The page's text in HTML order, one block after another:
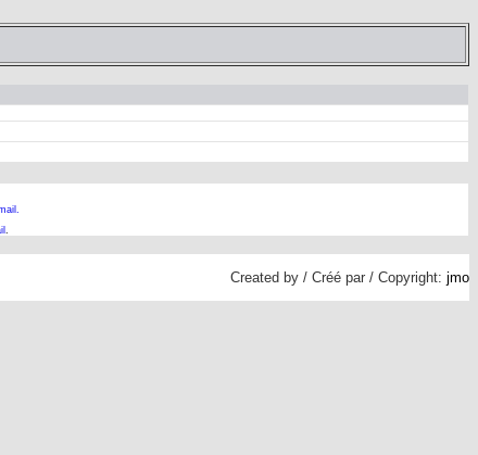
.
Created by / Créé par / Copyright: jmo